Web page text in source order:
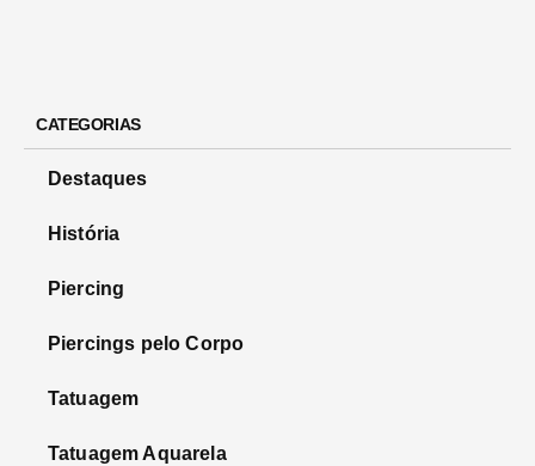
CATEGORIAS
Destaques
História
Piercing
Piercings pelo Corpo
Tatuagem
Tatuagem Aquarela